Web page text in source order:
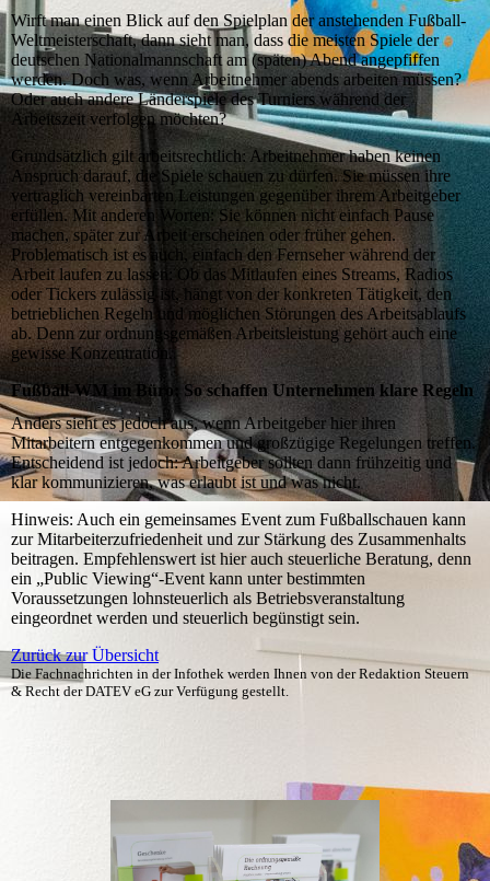
Wirft man einen Blick auf den Spielplan der anstehenden Fußball-
Weltmeisterschaft, dann sieht man, dass die meisten Spiele der
deutschen Nationalmannschaft am (späten) Abend angepfiffen
werden. Doch was, wenn Arbeitnehmer abends arbeiten müssen?
Oder auch andere Länderspiele des Turniers während der
Arbeitszeit verfolgen möchten?
Grundsätzlich gilt arbeitsrechtlich: Arbeitnehmer haben keinen
Anspruch darauf, die Spiele schauen zu dürfen. Sie müssen ihre
vertraglich vereinbarten Leistungen gegenüber ihrem Arbeitgeber
erfüllen. Mit anderen Worten: Sie können nicht einfach Pause
machen, später zur Arbeit erscheinen oder früher gehen.
Problematisch ist es auch, einfach den Fernseher während der
Arbeit laufen zu lassen: Ob das Mitlaufen eines Streams, Radios
oder Tickers zulässig ist, hängt von der konkreten Tätigkeit, den
betrieblichen Regeln und möglichen Störungen des Arbeitsablaufs
ab. Denn zur ordnungsgemäßen Arbeitsleistung gehört auch eine
gewisse Konzentration.
Fußball-WM im Büro: So schaffen Unternehmen klare Regeln
Anders sieht es jedoch aus, wenn Arbeitgeber hier ihren
Mitarbeitern entgegenkommen und großzügige Regelungen treffen.
Entscheidend ist jedoch: Arbeitgeber sollten dann frühzeitig und
klar kommunizieren, was erlaubt ist und was nicht.
Hinweis: Auch ein gemeinsames Event zum Fußballschauen kann
zur Mitarbeiterzufriedenheit und zur Stärkung des Zusammenhalts
beitragen. Empfehlenswert ist hier auch steuerliche Beratung, denn
ein „Public Viewing“-Event kann unter bestimmten
Voraussetzungen lohnsteuerlich als Betriebsveranstaltung
eingeordnet werden und steuerlich begünstigt sein.
Zurück zur Übersicht
Die Fachnachrichten in der Infothek werden Ihnen von der Redaktion Steuern
& Recht der DATEV eG zur Verfügung gestellt.